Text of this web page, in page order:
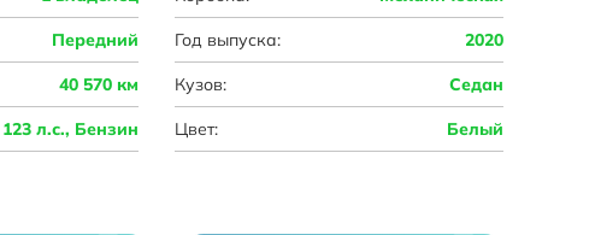
Передний Год выпуска: 2020
40 570 км Кузов: Седан
л.с., Бензин Цвет: Белый